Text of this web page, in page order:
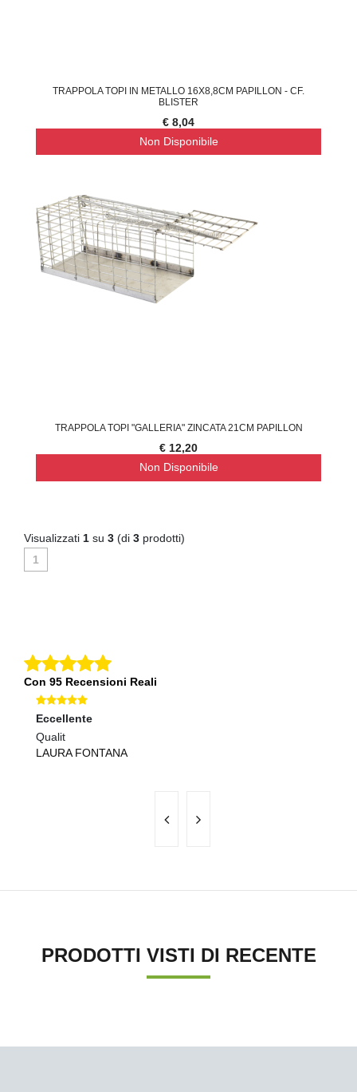
TRAPPOLA TOPI IN METALLO 16X8,8CM PAPILLON - CF.
BLISTER
€ 8,04
Non Disponibile
TRAPPOLA TOPI "GALLERIA" ZINCATA 21CM PAPILLON
€ 12,20
Non Disponibile
Visualizzati 1 su 3 (di 3 prodotti)
1
Con 95 Recensioni Reali
Eccellente
Qualit
LAURA FONTANA
PRODOTTI VISTI DI RECENTE